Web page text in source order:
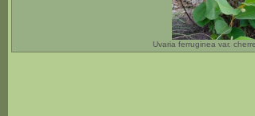
Uvaria ferruginea var.